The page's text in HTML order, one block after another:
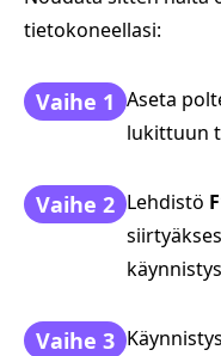
tietokoneellasi:
Vaihe 1 Aseta
lukittuun
Vaihe 2 Lehdistö
Vaihe 3